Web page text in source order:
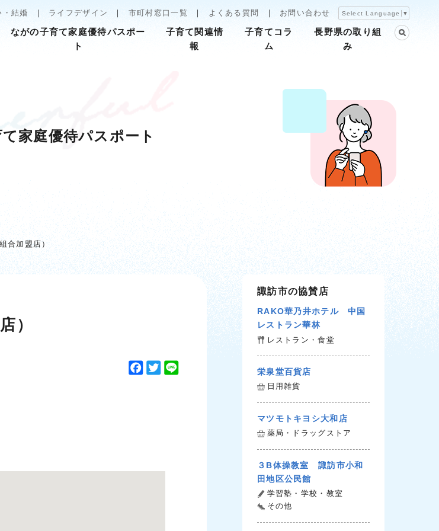
・結婚 ライフデザイン 市町村窓口一覧 よくある質問 お問い合わせ Select Language ▼
ながの子育て家庭優待パスポー
ト
子育て関連情
報
子育てコラ
ム
長野県の取り組
み
家庭優待パスポート
合加盟店）
）
F
T
諏訪市の協賛店
RAKO華乃井ホテル 中国
レストラン華林
レストラン・食堂
栄泉堂百貨店
日用雑貨
マツモトキヨシ大和店
薬局・ドラッグストア
３B体操教室 諏訪市小和
田地区公民館
学習塾・学校・教室
その他